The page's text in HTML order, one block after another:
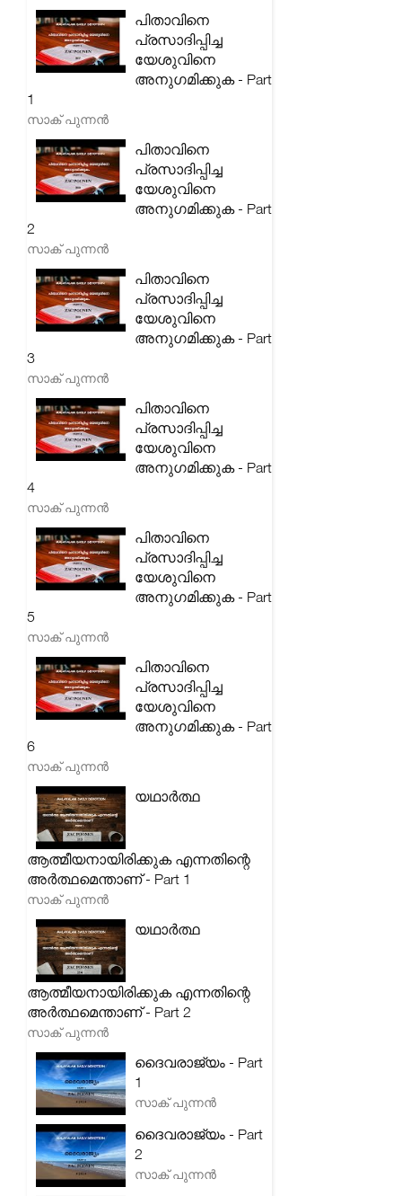
പിതാവിനെ
പ്രസാദിപ്പിച്ച
യേശുവിനെ
അനുഗമിക്കുക - Part
1
സാക് പുന്നൻ
പിതാവിനെ
പ്രസാദിപ്പിച്ച
യേശുവിനെ
അനുഗമിക്കുക - Part
2
സാക് പുന്നൻ
പിതാവിനെ
പ്രസാദിപ്പിച്ച
യേശുവിനെ
അനുഗമിക്കുക - Part
3
സാക് പുന്നൻ
പിതാവിനെ
പ്രസാദിപ്പിച്ച
യേശുവിനെ
അനുഗമിക്കുക - Part
4
സാക് പുന്നൻ
പിതാവിനെ
പ്രസാദിപ്പിച്ച
യേശുവിനെ
അനുഗമിക്കുക - Part
5
സാക് പുന്നൻ
പിതാവിനെ
പ്രസാദിപ്പിച്ച
യേശുവിനെ
അനുഗമിക്കുക - Part
6
സാക് പുന്നൻ
യഥാർത്ഥ
ആത്മീയനായിരിക്കുക എന്നതിന്റെ
അർത്ഥമെന്താണ് - Part 1
സാക് പുന്നൻ
യഥാർത്ഥ
ആത്മീയനായിരിക്കുക എന്നതിന്റെ
അർത്ഥമെന്താണ് - Part 2
സാക് പുന്നൻ
ദൈവരാജ്യം - Part
1
സാക് പുന്നൻ
ദൈവരാജ്യം - Part
2
സാക് പുന്നൻ